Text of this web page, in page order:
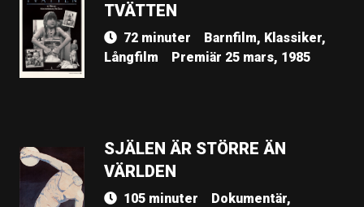
TVÄTTEN
72 minuter
Barnfilm, Klassiker,
Långfilm
Premiär 25 mars, 1985
SJÄLEN ÄR STÖRRE ÄN
VÄRLDEN
105 minuter
Dokumentär,